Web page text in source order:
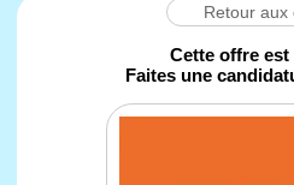
Retour aux
Cette offre
Faites une